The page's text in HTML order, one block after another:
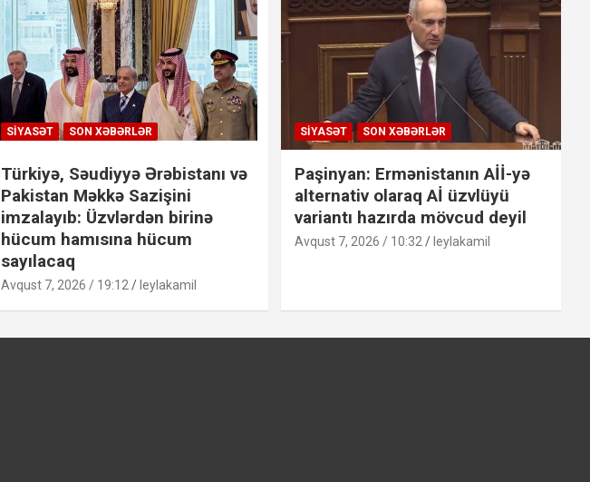
SIYASƏT SON XƏBƏRLƏR
Türkiyə, Səudiyyə Ərəbistanı və
Pakistan Məkkə Sazişini
imzalayıb: Üzvlərdən birinə
hücum hamısına hücum
sayılacaq
Avqust 7, 2026 / 19:12 leylakamil
SIYASƏT SON XƏBƏRLƏR
Paşinyan: Ermənistanın Aİİ-yə
alternativ olaraq Aİ üzvlüyü
variantı hazırda mövcud deyil
Avqust 7, 2026 / 10:32 leylakamil